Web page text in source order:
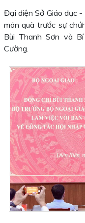
Đại diện Sở Giáo dục
món quà trước sự
Bùi Thanh Sơn và
Cường.